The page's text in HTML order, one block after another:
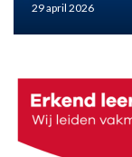
29 april 2026